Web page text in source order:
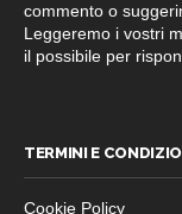
commento o
Leggeremo i vostri
il possibile per
TERMINI E
Cookie Policy